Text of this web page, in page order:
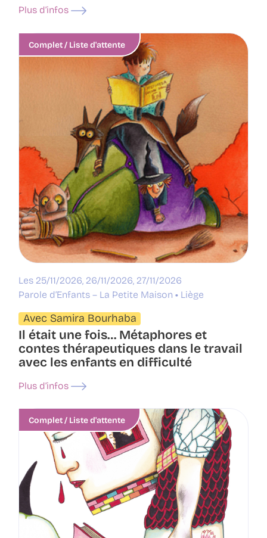
Plus d’infos
Complet / Liste d'attente
Les 25/11/2026, 26/11/2026, 27/11/2026
Parole d’Enfants – La Petite Maison
Liège
Avec Samira Bourhaba
Il était une fois… Métaphores et
contes thérapeutiques dans le travail
avec les enfants en difficulté
Plus d’infos
Complet / Liste d'attente